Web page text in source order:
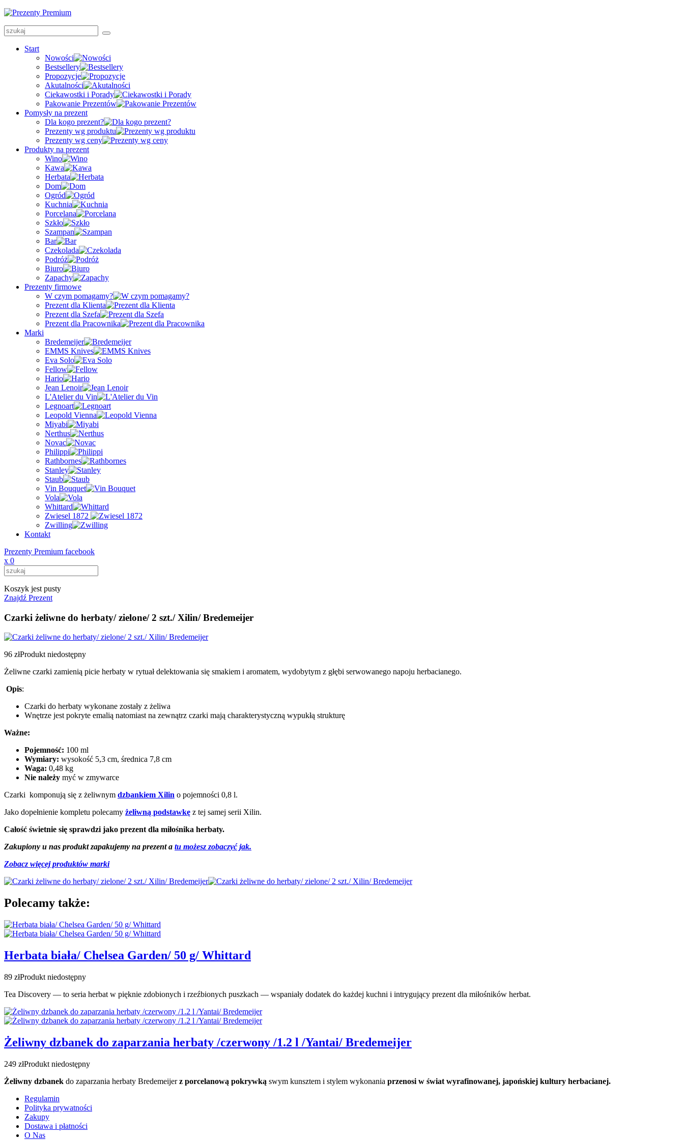
Start
Nowości
Bestsellery
Propozycje
Akutalności
Ciekawostki i Porady
Pakowanie Prezentów
Pomysły na prezent
Dla kogo prezent?
Prezenty wg produktu
Prezenty wg ceny
Produkty na prezent
Wino
Kawa
Herbata
Dom
Ogród
Kuchnia
Porcelana
Szkło
Szampan
Bar
Czekolada
Podróż
Biuro
Zapachy
Prezenty firmowe
W czym pomagamy?
Prezent dla Klienta
Prezent dla Szefa
Prezent dla Pracownika
Marki
Bredemeijer
EMMS Knives
Eva Solo
Fellow
Hario
Jean Lenoir
L'Atelier du Vin
Legnoart
Leopold Vienna
Miyabi
Nerthus
Novac
Philippi
Rathbornes
Stanley
Staub
Vin Bouquet
Vola
Whittard
Zwiesel 1872
Zwilling
Kontakt
Prezenty Premium facebook
x 0
Koszyk jest pusty
Znajdź Prezent
Czarki żeliwne do herbaty/ zielone/ 2 szt./ Xilin/ Bredemeijer
96 złProdukt niedostępny
Żeliwne czarki zamienią picie herbaty w rytuał delektowania się smakiem i aromatem, wydobytym z głębi serwowanego napoju herbacianego.
Opis:
Czarki do herbaty wykonane zostały z żeliwa
Wnętrze jest pokryte emalią natomiast na zewnątrz czarki mają charakterystyczną wypukłą strukturę
Ważne:
Pojemność: 100 ml
Wymiary: wysokość 5,3 cm, średnica 7,8 cm
Waga: 0,48 kg
Nie należy myć w zmywarce
Czarki komponują się z żeliwnym dzbankiem Xilin o pojemności 0,8 l.
Jako dopełnienie kompletu polecamy żeliwną podstawkę z tej samej serii Xilin.
Całość świetnie się sprawdzi jako prezent dla miłośnika herbaty.
Zakupiony u nas produkt zapakujemy na prezent a tu możesz zobaczyć jak.
Zobacz więcej produktów marki
Polecamy także:
Herbata biała/ Chelsea Garden/ 50 g/ Whittard
89 złProdukt niedostępny
Tea Discovery — to seria herbat w pięknie zdobionych i rzeźbionych puszkach — wspaniały dodatek do każdej kuchni i intrygujący prezent dla miłośników herbat.
Żeliwny dzbanek do zaparzania herbaty /czerwony /1.2 l /Yantai/ Bredemeijer
249 złProdukt niedostępny
Żeliwny dzbanek do zaparzania herbaty Bredemeijerz porcelanową pokrywką swym kunsztem i stylem wykonania przenosi w świat wyrafinowanej, japońskiej kultury herbacianej.
Regulamin
Polityka prywatności
Zakupy
Dostawa i płatności
O Nas